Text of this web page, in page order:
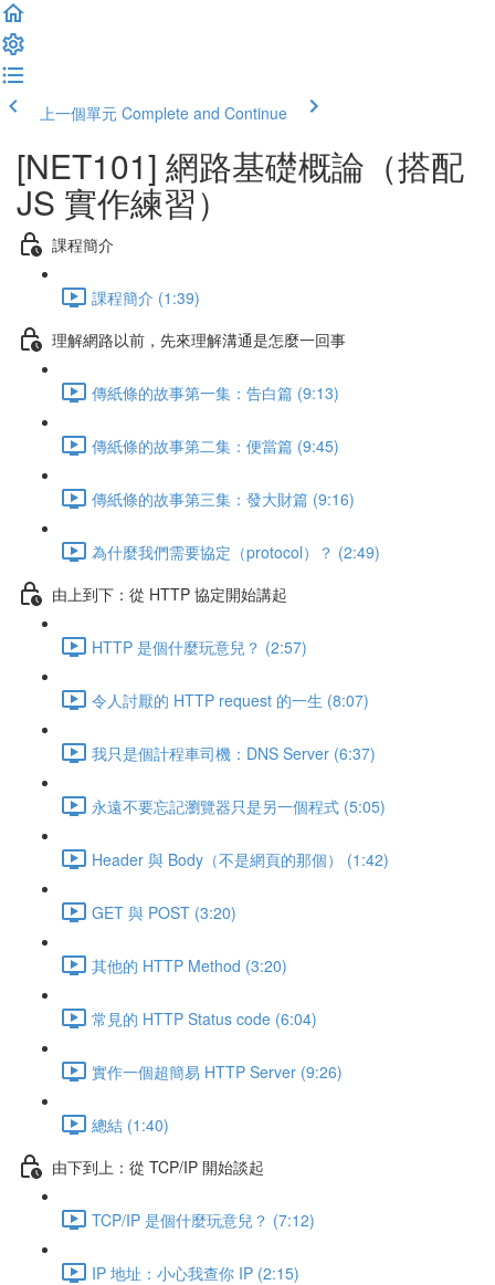
上一個單元 Complete and Continue
[NET101] 網路基礎概論（搭配
JS 實作練習）
課程簡介
課程簡介 (1:39)
理解網路以前，先來理解溝通是怎麼一回事
傳紙條的故事第一集：告白篇 (9:13)
傳紙條的故事第二集：便當篇 (9:45)
傳紙條的故事第三集：發大財篇 (9:16)
為什麼我們需要協定（protocol）？ (2:49)
由上到下：從 HTTP 協定開始講起
HTTP 是個什麼玩意兒？ (2:57)
令人討厭的 HTTP request 的一生 (8:07)
我只是個計程車司機：DNS Server (6:37)
永遠不要忘記瀏覽器只是另一個程式 (5:05)
Header 與 Body（不是網頁的那個） (1:42)
GET 與 POST (3:20)
其他的 HTTP Method (3:20)
常見的 HTTP Status code (6:04)
實作一個超簡易 HTTP Server (9:26)
總結 (1:40)
由下到上：從 TCP/IP 開始談起
TCP/IP 是個什麼玩意兒？ (7:12)
IP 地址：小心我查你 IP (2:15)